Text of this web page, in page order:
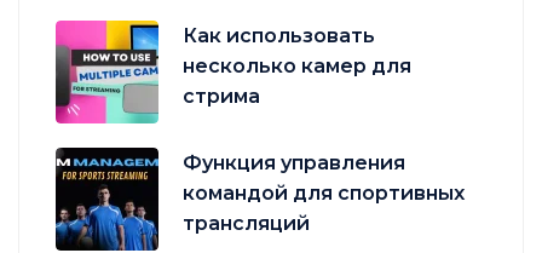
Как использовать
несколько камер для
стрима
Функция управления
командой для спортивных
трансляций